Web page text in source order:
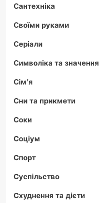
Сантехніка
Своїми руками
Серіали
Символіка та значення
Сім'я
Сни та прикмети
Соки
Соціум
Спорт
Суспільство
Схуднення та дієти